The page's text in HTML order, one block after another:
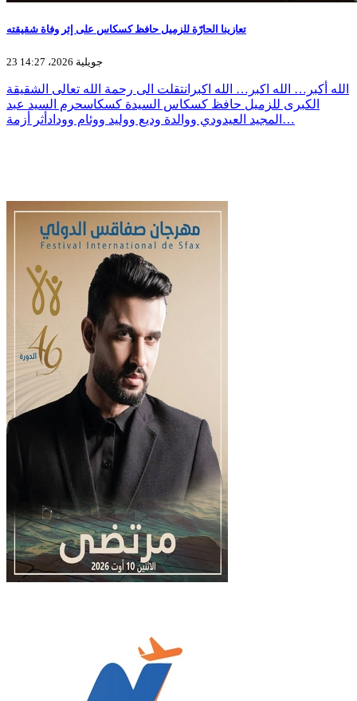
تعازينا الحارّة للزميل حافظ كسكاس على إثر وفاة شقيقته
23 جويلية 2026، 14:27
الله أكبر… الله اكبر… الله اكبرانتقلت الى رحمة الله تعالى الشقيقة
الكبرى للزميل حافظ كسكاس السيدة كسكاسحرم السيد عبد
المجيد العيدودي ووالدة وديع ووليد ووئام وودادأثر أزمة…